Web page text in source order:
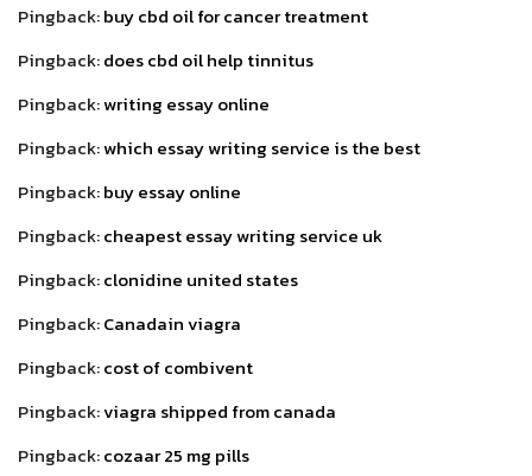
Pingback:buy cbd oil for cancer treatment
Pingback:does cbd oil help tinnitus
Pingback:writing essay online
Pingback:which essay writing service is the best
Pingback:buy essay online
Pingback:cheapest essay writing service uk
Pingback:clonidine united states
Pingback:Canadain viagra
Pingback:cost of combivent
Pingback:viagra shipped from canada
Pingback:cozaar 25 mg pills